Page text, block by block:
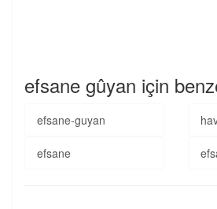
efsane gûyan için
efsane-guyan
efsane